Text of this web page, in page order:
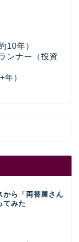
10年）
ンナー（投資
）
から「両替屋さん
てみた